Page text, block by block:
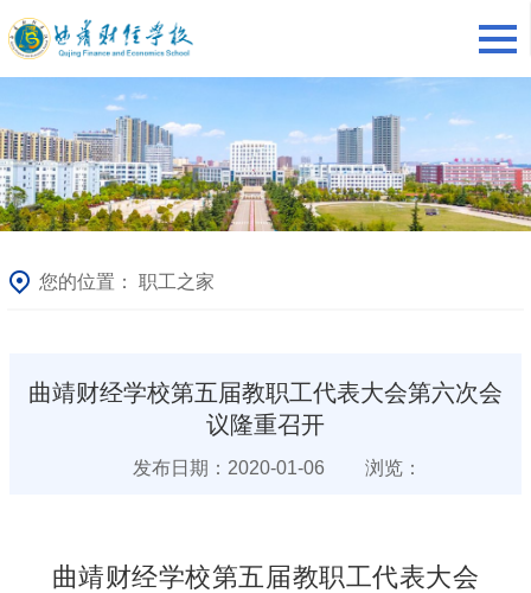
您的位置：职工之家
曲靖财经学校第五届教职工代表大会第六次会
议隆重召开
发布日期：2020-01-06 浏览：
曲靖财经学校第五届教职工代表大会